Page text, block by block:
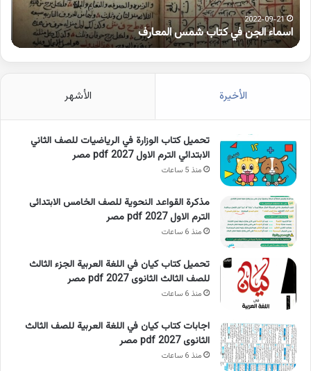
2021-10-25
كلمات بها همزة متطرفة على الواو
الأخيرة الأشهر
تحميل كتاب الوزارة في الرياضيات للصف الثاني
الابتدائي الترم الاول 2027 pdf مصر
منذ 5 ساعات
مذكرة القواعد النحوية للصف الخامس الابتدائى
الترم الاول 2027 pdf مصر
منذ 6 ساعات
تحميل كتاب كيان في اللغة العربية الجزء الثالث
للصف الثالث الثانوى 2027 pdf مصر
منذ 6 ساعات
اجابات كتاب كيان في اللغة العربية للصف الثالث
الثانوى 2027 pdf مصر
منذ 6 ساعات